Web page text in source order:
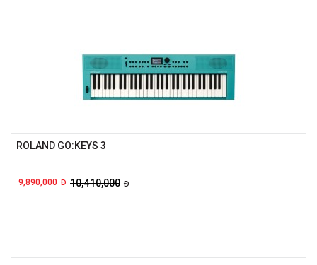
ROLAND GO:KEYS 3
9,890,000 Đ 10,410,000 Đ